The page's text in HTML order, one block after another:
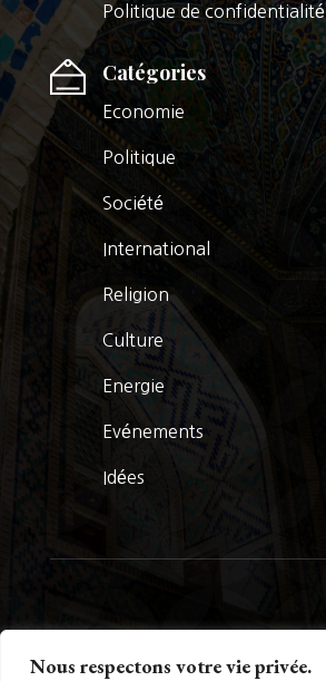
Nous respectons votre vie privée.
Politique de confidentialité
Catégories
Economie
Politique
Société
International
Religion
Culture
Energie
Evénements
Idées